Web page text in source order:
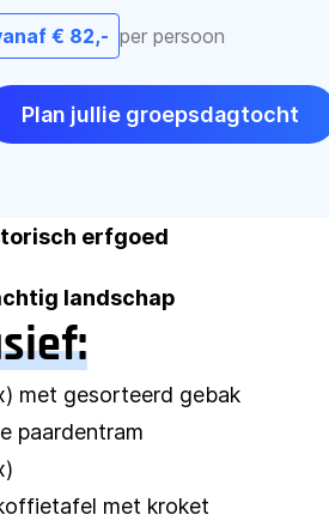
€ 82,- per persoon
Plan jullie groepsdagtocht
erfgoed
landschap
met gesorteerd gebak
paardentram
met kroket